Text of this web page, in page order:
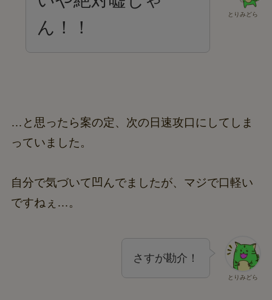
とりみどら
ん！！
…と思ったら案の定、次の日速攻口にしてしま
っていました。
自分で気づいて凹んでましたが、マジで口軽い
ですねぇ…。
とりみどら
さすが勘介！